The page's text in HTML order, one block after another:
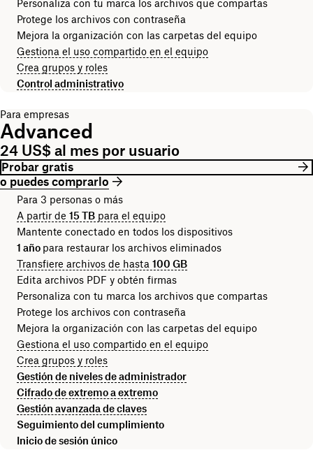
Personaliza con tu marca los archivos que compartas
Protege los archivos con contraseña
Mejora la organización con las carpetas del equipo
Gestiona el uso compartido en el equipo
Crea grupos y roles
Control administrativo
Para empresas
Advanced
24 US$ al mes por usuario
Probar gratis
o puedes comprarlo
Para 3 personas o más
A partir de 15 TB para el equipo
Mantente conectado en todos los dispositivos
1 año para restaurar los archivos eliminados
Transfiere archivos de hasta 100 GB
Edita archivos PDF y obtén firmas
Personaliza con tu marca los archivos que compartas
Protege los archivos con contraseña
Mejora la organización con las carpetas del equipo
Gestiona el uso compartido en el equipo
Crea grupos y roles
Gestión de niveles de administrador
Cifrado de extremo a extremo
Gestión avanzada de claves
Seguimiento del cumplimiento
Inicio de sesión único